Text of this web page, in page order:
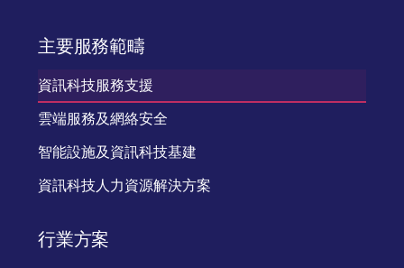
主要服務範疇
資訊科技服務支援
雲端服務及網絡安全
智能設施及資訊科技基建
資訊科技人力資源解決方案
行業方案